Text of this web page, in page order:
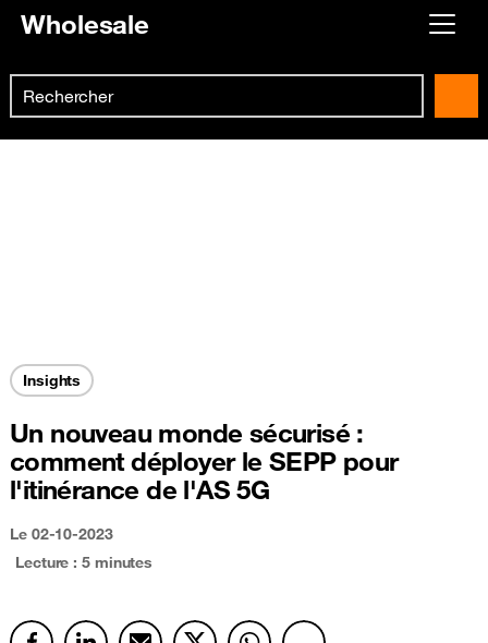
Wholesale
Already customer ?
Search
Insights
Un nouveau monde sécurisé :
comment déployer le SEPP pour
l'itinérance de l'AS 5G
Le 02-10-2023
Lecture : 5 minutes